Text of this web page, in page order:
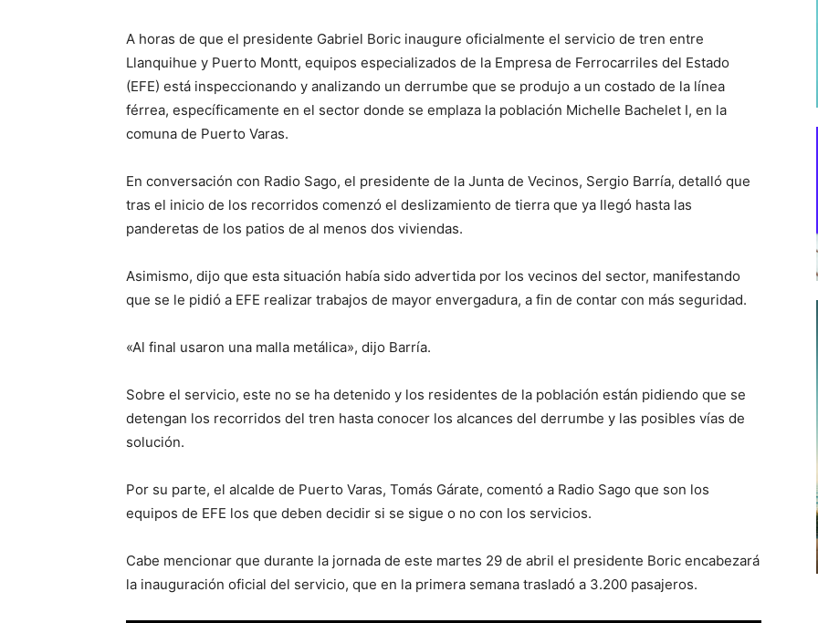
A horas de que el presidente Gabriel Boric inaugure oficialmente el servicio de tren entre
Llanquihue y Puerto Montt, equipos especializados de la Empresa de Ferrocarriles del Estado
(EFE) está inspeccionando y analizando un derrumbe que se produjo a un costado de la línea
férrea, específicamente en el sector donde se emplaza la población Michelle Bachelet I, en la
comuna de Puerto Varas.
En conversación con Radio Sago, el presidente de la Junta de Vecinos, Sergio Barría, detalló que
tras el inicio de los recorridos comenzó el deslizamiento de tierra que ya llegó hasta las
panderetas de los patios de al menos dos viviendas.
Asimismo, dijo que esta situación había sido advertida por los vecinos del sector, manifestando
que se le pidió a EFE realizar trabajos de mayor envergadura, a fin de contar con más seguridad.
«Al final usaron una malla metálica», dijo Barría.
Sobre el servicio, este no se ha detenido y los residentes de la población están pidiendo que se
detengan los recorridos del tren hasta conocer los alcances del derrumbe y las posibles vías de
solución.
Por su parte, el alcalde de Puerto Varas, Tomás Gárate, comentó a Radio Sago que son los
equipos de EFE los que deben decidir si se sigue o no con los servicios.
Cabe mencionar que durante la jornada de este martes 29 de abril el presidente Boric encabezará
la inauguración oficial del servicio, que en la primera semana trasladó a 3.200 pasajeros.